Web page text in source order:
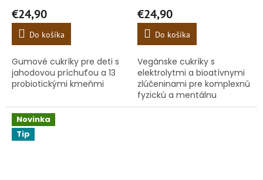
€24,90
Do košíka
Gumové cukríky pre deti s
jahodovou príchuťou a 13
probiotickými kmeňmi
€24,90
Do košíka
Vegánske cukríky s
elektrolytmi a bioatívnymi
zlúčeninami pre komplexnú
fyzickú a mentálnu
podporu
Novinka
Tip